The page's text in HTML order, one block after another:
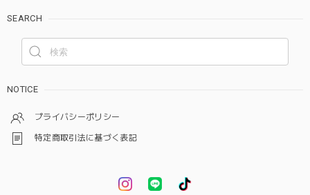
SEARCH
NOTICE
プライバシーポリシー
特定商取引法に基づく表記